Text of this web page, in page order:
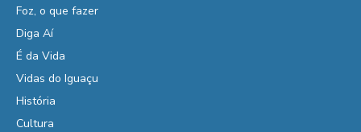
Foz, o que fazer
Diga Aí
É da Vida
Vidas do Iguaçu
História
Cultura